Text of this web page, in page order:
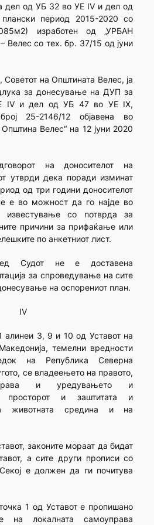
дел од УБ 32 во УЕ IV и дел од
период 2015-2020 со
изработен од „УРБАН
со тех. бр. 37/15 од јуни
на Општината Велес, ја
за донесување на ДУП за
IV и дел од УБ 47 во УЕ IX,
25-2146/12 објавена во
Велес“ на 12 јуни 2020
на доносителот на
утврди дека поради изминат
од три години доносителот
е во можност да го најде во
известување со потврда за
причини за прифаќање или
по анкетниот лист.
Судот не е доставена
за спроведување на сите
на оспорениот план.
IV
алинеи 3, 9 и 10 од Уставот на
темелни вредности
на Република Северна
се владеењето на правото,
и уредувањето и
просторот и заштитата и
животната средина и на
законите мораат да бидат
а сите други прописи со
е должен да ги почитува
1 од Уставот е пропишано
на локалната самоуправа